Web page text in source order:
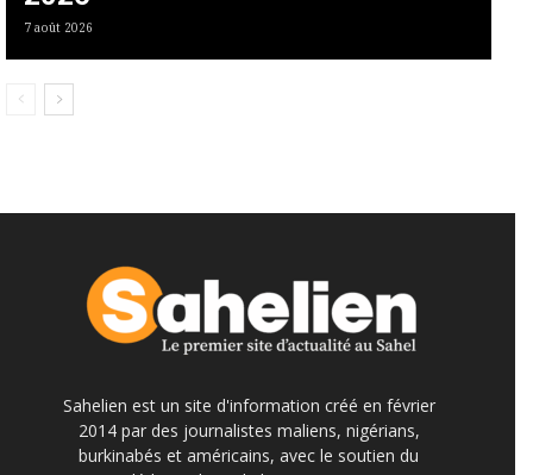
7 août 2026
Sahelien est un site d'information créé en février
2014 par des journalistes maliens, nigérians,
burkinabés et américains, avec le soutien du